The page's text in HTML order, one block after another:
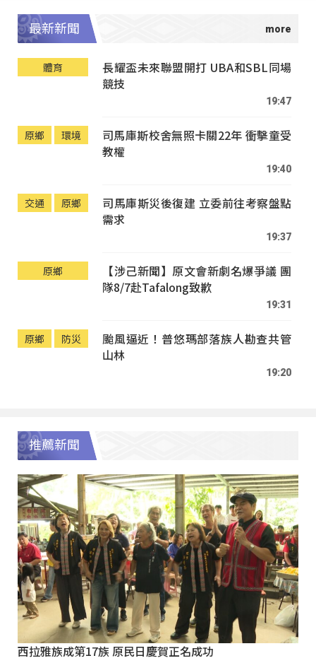
最新新聞
體育
長耀盃未來聯盟開打 UBA和SBL同場
競技
19:47
原鄉 環境
司馬庫斯校舍無照卡關22年 衝擊童受
教權
19:40
交通 原鄉
司馬庫斯災後復建 立委前往考察盤點
需求
19:37
原鄉
【涉己新聞】原文會新劇名爆爭議 團
隊8/7赴Tafalong致歉
19:31
原鄉 防災
颱風逼近！普悠瑪部落族人勘查共管
山林
19:20
推薦新聞
西拉雅族成第17族 原民日慶賀正名成功